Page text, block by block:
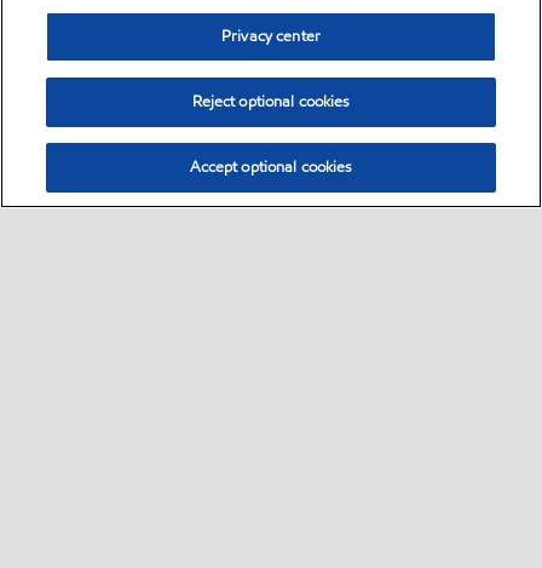
Privacy center
Reject optional cookies
Accept optional cookies